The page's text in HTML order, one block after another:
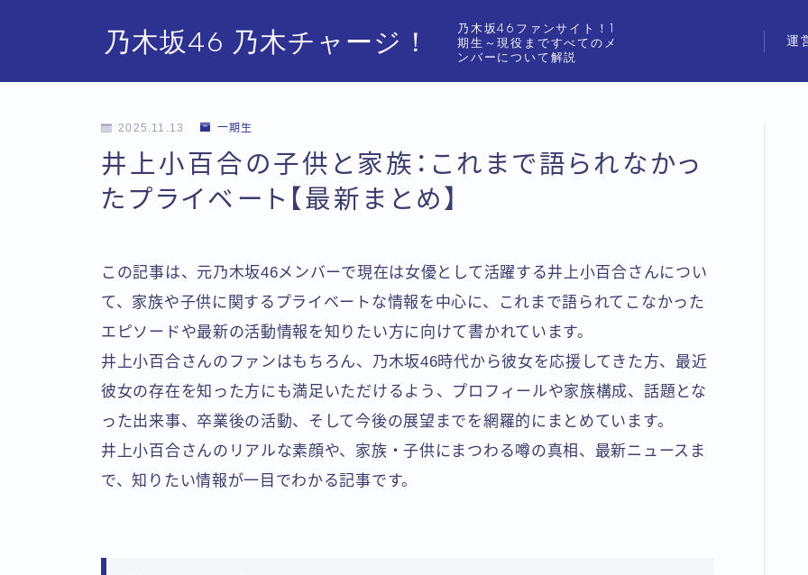
乃木坂46 乃木チャージ！
乃木坂46ファンサイト！1
期生～現役まですべてのメ
ンバーについて解説
運
2025.11.13 一期生
井上小百合の子供と家族：これまで語られなかっ
たプライベート【最新まとめ】
この記事は、元乃木坂46メンバーで現在は女優として活躍する井上小百合さんについ
て、家族や子供に関するプライベートな情報を中心に、これまで語られてこなかった
エピソードや最新の活動情報を知りたい方に向けて書かれています。
井上小百合さんのファンはもちろん、乃木坂46時代から彼女を応援してきた方、最近
彼女の存在を知った方にも満足いただけるよう、プロフィールや家族構成、話題とな
った出来事、卒業後の活動、そして今後の展望までを網羅的にまとめています。
井上小百合さんのリアルな素顔や、家族・子供にまつわる噂の真相、最新ニュースま
で、知りたい情報が一目でわかる記事です。